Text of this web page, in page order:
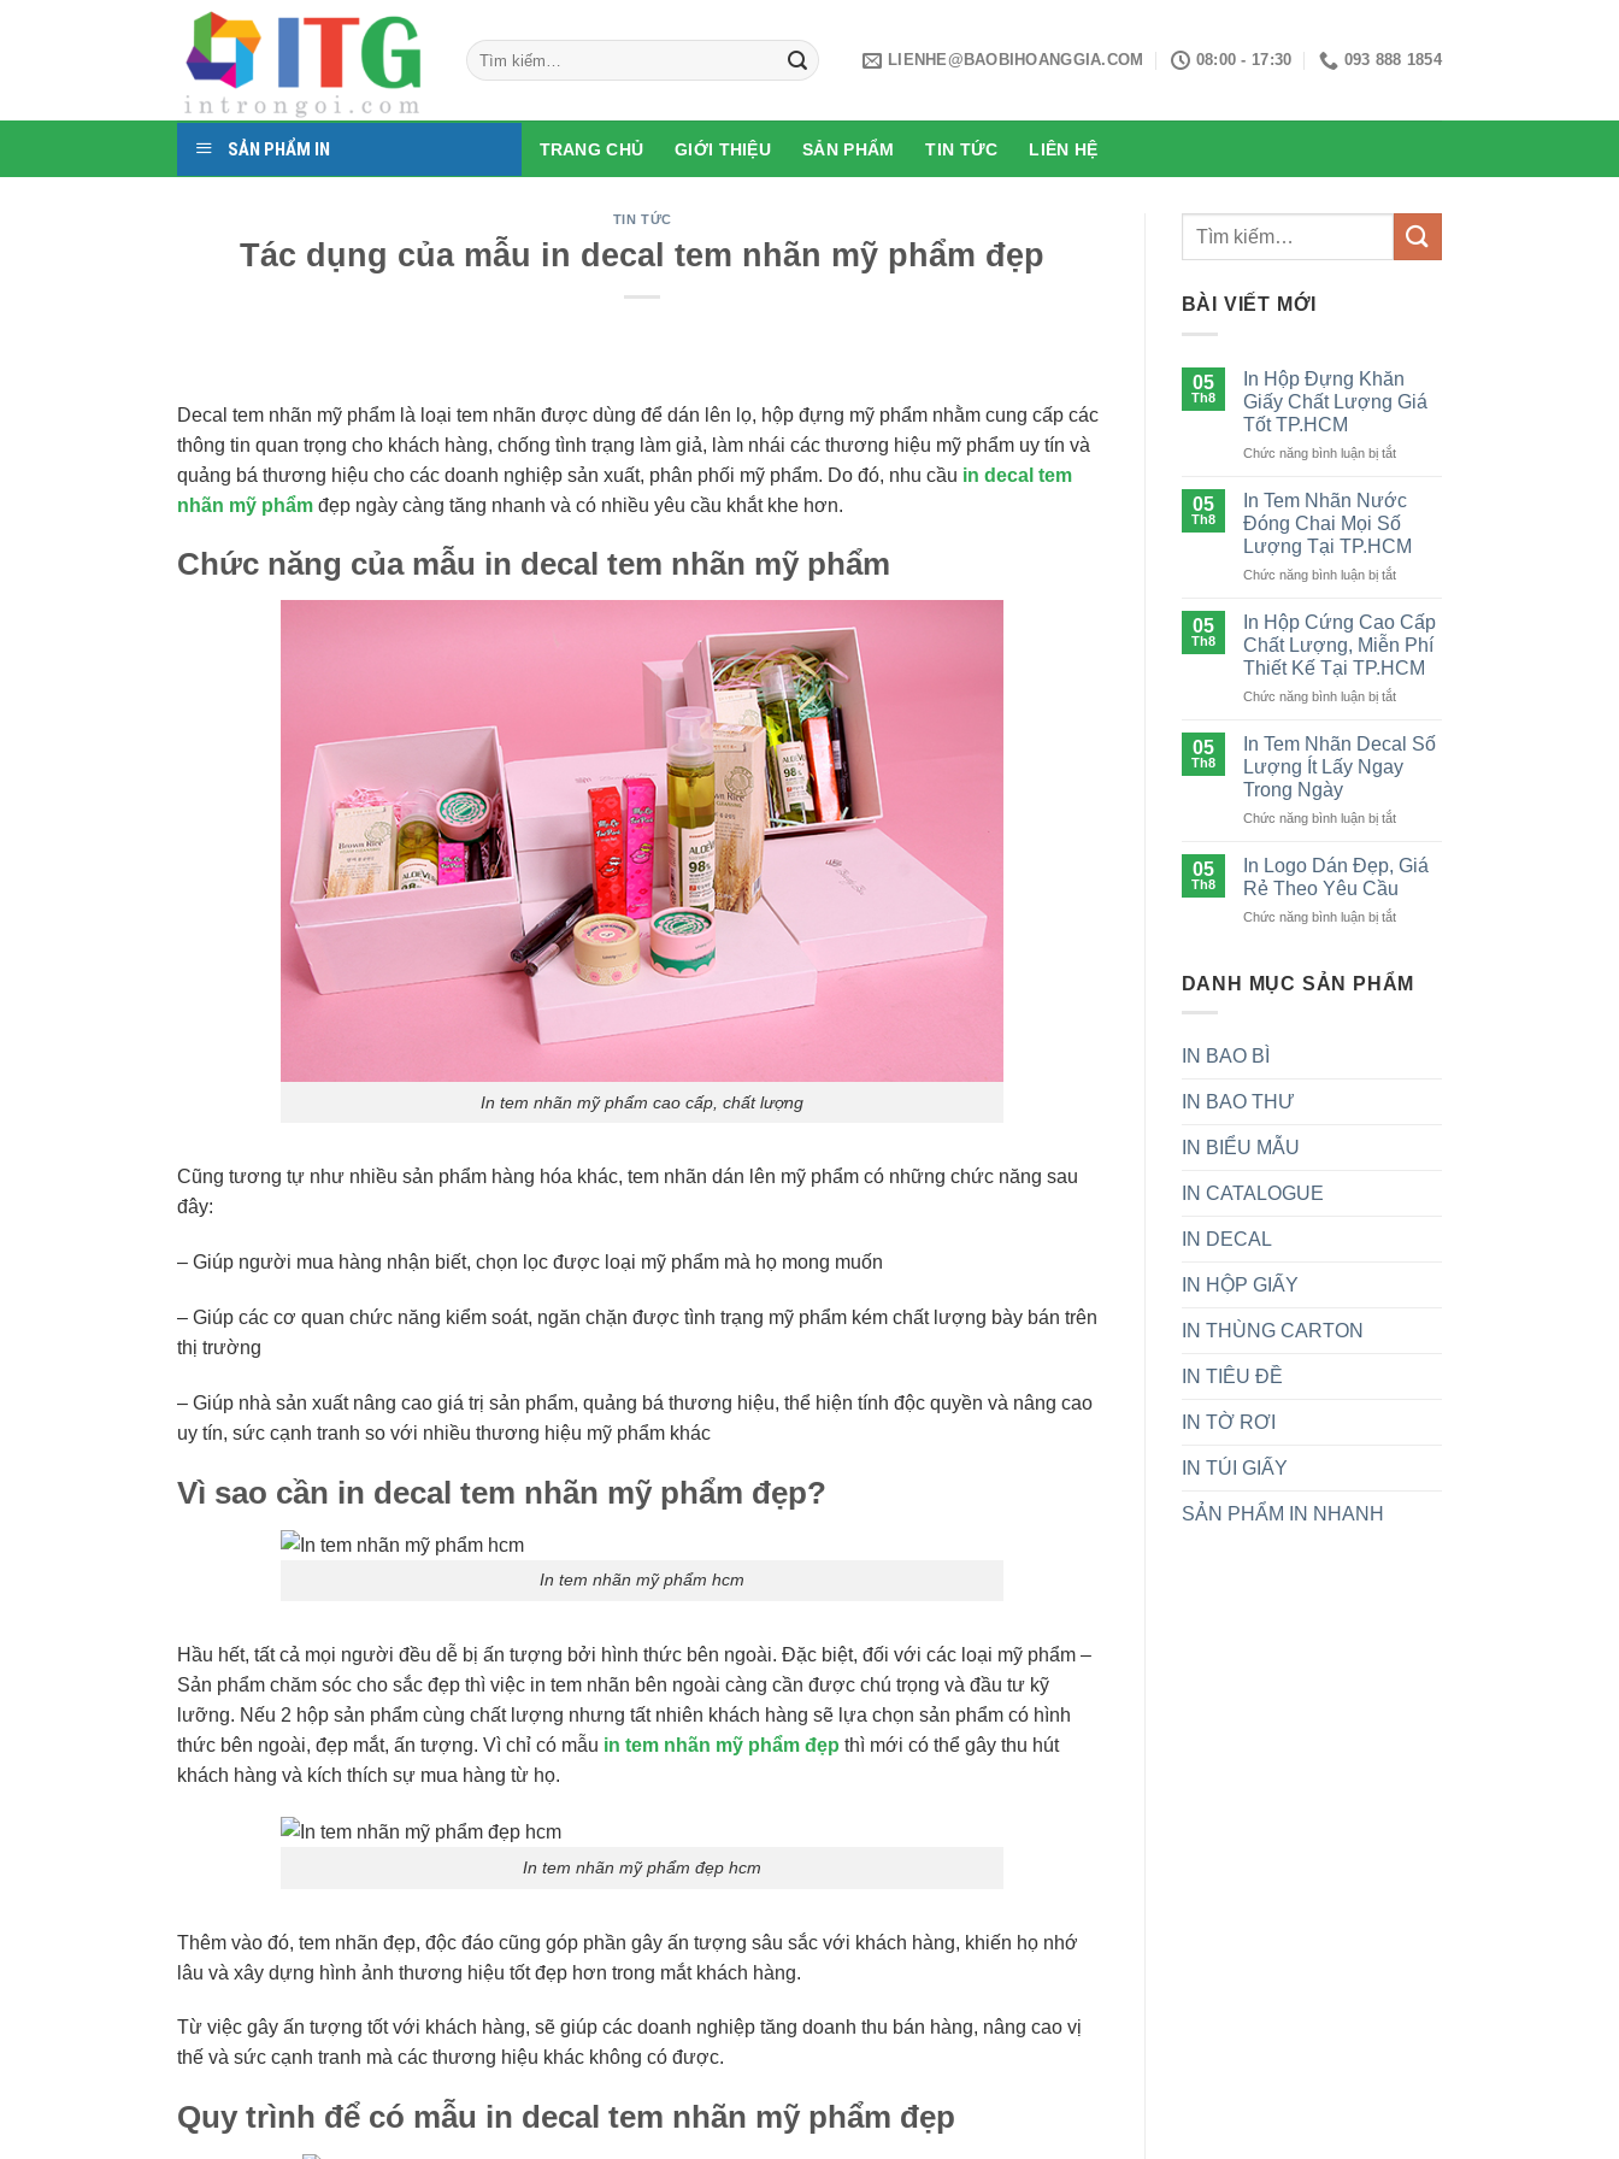
Tìm
kiếm:
LIENHE@BAOBIHOANGGIA.COM 08:00 - 17:30 093 888 1854
SẢN PHẨM IN TRANG CHỦ GIỚI THIỆU SẢN PHẨM TIN TỨC LIÊN HỆ
TIN TỨC
Tác dụng của mẫu in decal tem nhãn mỹ phẩm đẹp
Decal tem nhãn mỹ phẩm là loại tem nhãn được dùng để dán lên lọ, hộp đựng mỹ phẩm nhằm cung cấp các
thông tin quan trọng cho khách hàng, chống tình trạng làm giả, làm nhái các thương hiệu mỹ phẩm uy tín và
quảng bá thương hiệu cho các doanh nghiệp sản xuất, phân phối mỹ phẩm. Do đó, nhu cầu in decal tem
nhãn mỹ phẩm đẹp ngày càng tăng nhanh và có nhiều yêu cầu khắt khe hơn.
Chức năng của mẫu in decal tem nhãn mỹ phẩm
In tem nhãn mỹ phẩm cao cấp, chất lượng
Cũng tương tự như nhiều sản phẩm hàng hóa khác, tem nhãn dán lên mỹ phẩm có những chức năng sau
đây:
– Giúp người mua hàng nhận biết, chọn lọc được loại mỹ phẩm mà họ mong muốn
– Giúp các cơ quan chức năng kiểm soát, ngăn chặn được tình trạng mỹ phẩm kém chất lượng bày bán trên
thị trường
– Giúp nhà sản xuất nâng cao giá trị sản phẩm, quảng bá thương hiệu, thể hiện tính độc quyền và nâng cao
uy tín, sức cạnh tranh so với nhiều thương hiệu mỹ phẩm khác
Vì sao cần in decal tem nhãn mỹ phẩm đẹp?
In tem nhãn mỹ phẩm hcm
Hầu hết, tất cả mọi người đều dễ bị ấn tượng bởi hình thức bên ngoài. Đặc biệt, đối với các loại mỹ phẩm –
Sản phẩm chăm sóc cho sắc đẹp thì việc in tem nhãn bên ngoài càng cần được chú trọng và đầu tư kỹ
lưỡng. Nếu 2 hộp sản phẩm cùng chất lượng nhưng tất nhiên khách hàng sẽ lựa chọn sản phẩm có hình
thức bên ngoài, đẹp mắt, ấn tượng. Vì chỉ có mẫu in tem nhãn mỹ phẩm đẹp thì mới có thể gây thu hút
khách hàng và kích thích sự mua hàng từ họ.
In tem nhãn mỹ phẩm đẹp hcm
Thêm vào đó, tem nhãn đẹp, độc đáo cũng góp phần gây ấn tượng sâu sắc với khách hàng, khiến họ nhớ
lâu và xây dựng hình ảnh thương hiệu tốt đẹp hơn trong mắt khách hàng.
Từ việc gây ấn tượng tốt với khách hàng, sẽ giúp các doanh nghiệp tăng doanh thu bán hàng, nâng cao vị
thế và sức cạnh tranh mà các thương hiệu khác không có được.
Quy trình để có mẫu in decal tem nhãn mỹ phẩm đẹp
BÀI VIẾT MỚI
05
Th8
In Hộp Đựng Khăn
Giấy Chất Lượng Giá
Tốt TP.HCM
Chức năng bình luận bị tắtở
Đựng
Khăn
Giấy
Chất
Giá
Tốt
TP.HCM
05
Th8
In Tem Nhãn Nước
Đóng Chai Mọi Số
Lượng Tại TP.HCM
Chức năng bình luận bị tắtở
Tem
Nhãn
Nước
Đóng
Chai
Số
Tại
05
Th8
In Hộp Cứng Cao Cấp
Chất Lượng, Miễn Phí
Thiết Kế Tại TP.HCM
Chức năng bình luận bị tắtở
Hộp
Cao
Chất
Miễn
Thiết
Kế
05
Th8
In Tem Nhãn Decal Số
Lượng Ít Lấy Ngay
Trong Ngày
Chức năng bình luận bị tắtở
Tem
Decal
Số
Lấy
05
Th8
In Logo Dán Đẹp, Giá
Rẻ Theo Yêu Cầu
Chức năng bình luận bị tắtở
Dán
DANH MỤC SẢN PHẨM
IN BAO BÌ
IN BAO THƯ
IN BIỂU MẪU
IN CATALOGUE
IN DECAL
IN HỘP GIẤY
IN THÙNG CARTON
IN TIÊU ĐỀ
IN TỜ RƠI
IN TÚI GIẤY
SẢN PHẨM IN NHANH